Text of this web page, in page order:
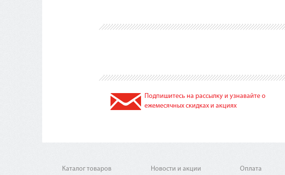
Подпишитесь на рассылку и узнавайте о
ежемесячных скидках и акциях
Каталог товаров Новости и акции Оплата